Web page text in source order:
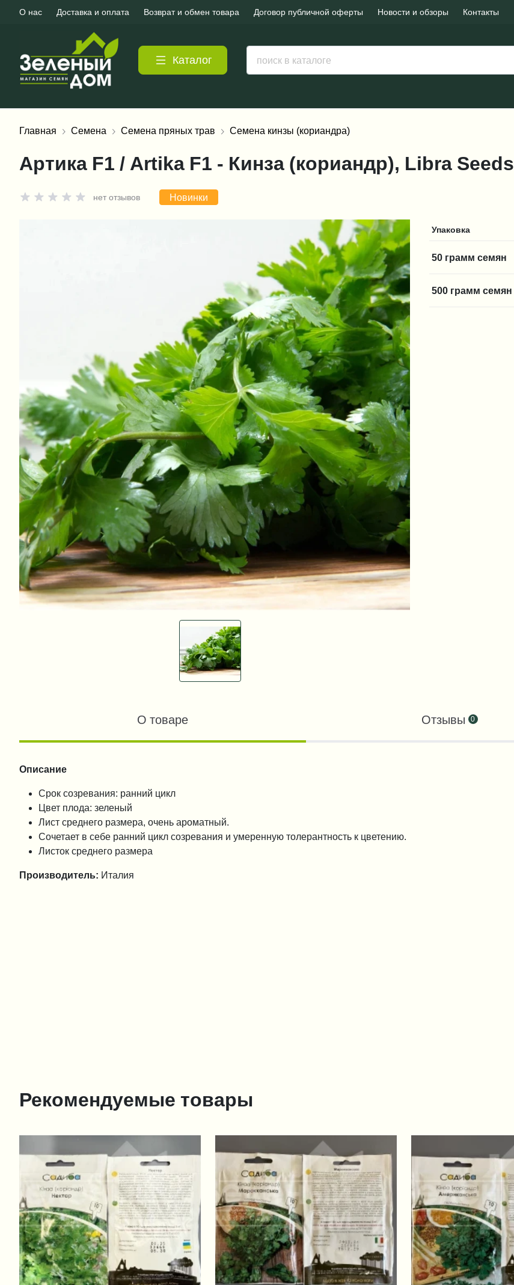
О нас Доставка и оплата Возврат и обмен товара Договор публичной оферты Новости и обзоры Контакты
Каталог
Главная Семена Семена пряных трав Семена кинзы (кориандра)
Артика F1 / Artika F1 - Кинза (кориандр), Libra Seeds
нет отзывов Новинки
Упаковка
50 грамм семян
500 грамм семян
О товаре Отзывы 0
Описание
Срок созревания: ранний цикл
Цвет плода: зеленый
Лист среднего размера, очень ароматный.
Сочетает в себе ранний цикл созревания и умеренную толерантность к цветению.
Листок среднего размера
Производитель: Италия
Рекомендуемые товары